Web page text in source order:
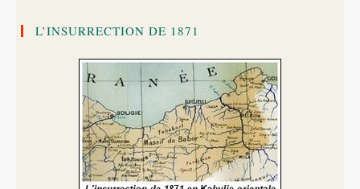
L’INSURRECTION DE 1871